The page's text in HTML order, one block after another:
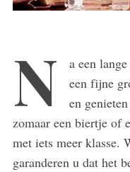
N
a een
een fijne
en
zomaar een biertje of
met iets meer klasse.
garanderen u dat het